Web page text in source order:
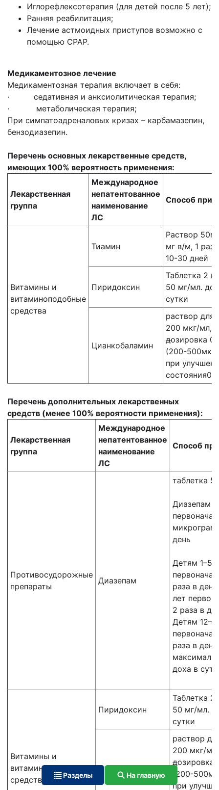
Иглорефлексотерапия (для детей после 5 лет);
Ранняя реабилитация;
Лечение астмоидных приступов возможно с
помощью CPAP.
Медикаментозное лечение
Медикаментозная терапия включает в себя:
· седативная и анксиолитическая терапия;
· метаболическая терапия;
При симпатоадреналовых кризах – карбамазепин,
бензодиазепин.
Перечень основных лекарственные средств,
имеющих 100% вероятность применения:
Лекарственная
группа
Международное
непатентованное
наименование
ЛС
Способ
Витамины и
витаминоподобные
средства
Тиамин
Раствор
мг в/м, 1 раз
10-30 дней
Пиридоксин
Таблетка 2
50 мг/мл.
сутки
Цианкобаламин
раствор для
200 мкг/мл,
дозировка
(200-
при
состояния0
Перечень дополнительных лекарственных
средств (менее 100% вероятности применения):
Лекарственная
группа
Международное
непатентованное
наименование
ЛС
Способ
Противосудорожные
препараты
Диазепам
таблетка
Диазепам
день
Детям 1–5
раза в
лет
2 раза в
Детям
раза в день;
доха в
Витамины и
витаминоподобные
средства
Пиридоксин
Таблетка 2
50 мг/мл.
сутки
Цианкобаламин
раствор
200 мкг/
дозировка
(200-
при
Разделы На главную